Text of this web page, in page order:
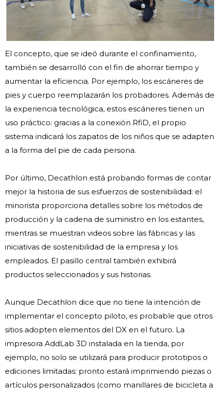
El concepto, que se ideó durante el confinamiento,
también se desarrolló con el fin de ahorrar tiempo y
aumentar la eficiencia. Por ejemplo, los escáneres de
pies y cuerpo reemplazarán los probadores. Además de
la experiencia tecnológica, estos escáneres tienen un
uso práctico: gracias a la conexión RfiD, el propio
sistema indicará los zapatos de los niños que se adapten
a la forma del pie de cada persona.
Por último, Decathlon está probando formas de contar
mejor la historia de sus esfuerzos de sostenibilidad: el
minorista proporciona detalles sobre los métodos de
producción y la cadena de suministro en los estantes,
mientras se muestran videos sobre las fábricas y las
iniciativas de sostenibilidad de la empresa y los
empleados. El pasillo central también exhibirá
productos seleccionados y sus historias.
Aunque Decathlon dice que no tiene la intención de
implementar el concepto piloto, es probable que otros
sitios adopten elementos del DX en el futuro. La
impresora AddLab 3D instalada en la tienda, por
ejemplo, no solo se utilizará para producir prototipos o
ediciones limitadas: pronto estará imprimiendo piezas o
artículos personalizados (como manillares de bicicleta a